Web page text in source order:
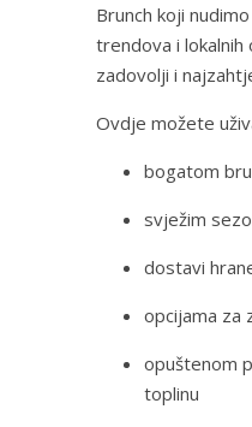
Brunch koji
trendova i lokalnih
zadovolji i
Ovdje možete
bogatom
svježim
dostavi
opcijama za
opuštenom
toplinu